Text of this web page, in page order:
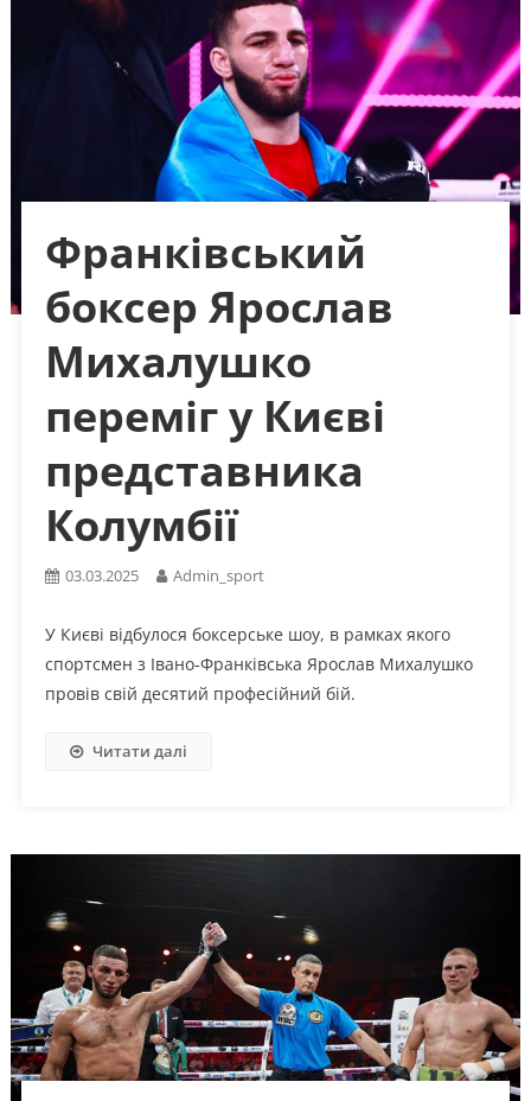
Франківський
боксер Ярослав
Михалушко
переміг у Києві
представника
Колумбії
03.03.2025 Admin_sport
У Києві відбулося боксерське шоу, в рамках якого
спортсмен з Івано-Франківська Ярослав Михалушко
провів свій десятий професійний бій.
Читати далі